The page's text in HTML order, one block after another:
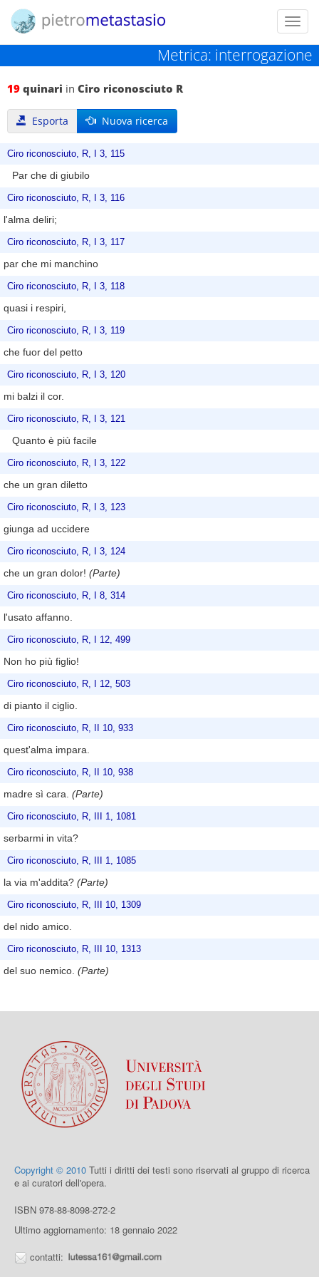
Metrica: interrogazione
19 quinari in Ciro riconosciuto R
Esporta Nuova ricerca
Ciro riconosciuto, R, I 3, 115
Par che di giubilo
Ciro riconosciuto, R, I 3, 116
l'alma deliri;
Ciro riconosciuto, R, I 3, 117
par che mi manchino
Ciro riconosciuto, R, I 3, 118
quasi i respiri,
Ciro riconosciuto, R, I 3, 119
che fuor del petto
Ciro riconosciuto, R, I 3, 120
mi balzi il cor.
Ciro riconosciuto, R, I 3, 121
Quanto è più facile
Ciro riconosciuto, R, I 3, 122
che un gran diletto
Ciro riconosciuto, R, I 3, 123
giunga ad uccidere
Ciro riconosciuto, R, I 3, 124
che un gran dolor! (Parte)
Ciro riconosciuto, R, I 8, 314
l'usato affanno.
Ciro riconosciuto, R, I 12, 499
Non ho più figlio!
Ciro riconosciuto, R, I 12, 503
di pianto il ciglio.
Ciro riconosciuto, R, II 10, 933
quest'alma impara.
Ciro riconosciuto, R, II 10, 938
madre sì cara. (Parte)
Ciro riconosciuto, R, III 1, 1081
serbarmi in vita?
Ciro riconosciuto, R, III 1, 1085
la via m'addita? (Parte)
Ciro riconosciuto, R, III 10, 1309
del nido amico.
Ciro riconosciuto, R, III 10, 1313
del suo nemico. (Parte)
Copyright © 2010 Tutti i diritti dei testi sono riservati al gruppo di ricerca
e ai curatori dell'opera.
ISBN 978-88-8098-272-2
Ultimo aggiornamento: 18 gennaio 2022
contatti: